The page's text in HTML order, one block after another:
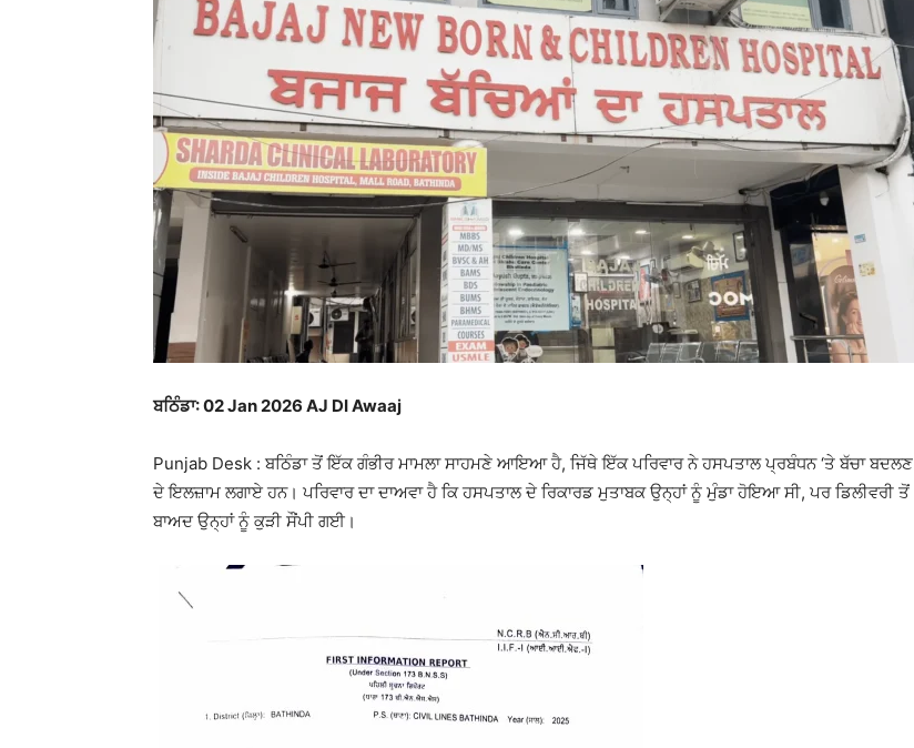
ਬਠਿੰਡਾ: 02 Jan 2026 AJ DI Awaaj
Punjab Desk : ਬਠਿੰਡਾ ਤੋਂ ਇੱਕ ਗੰਭੀਰ ਮਾਮਲਾ ਸਾਹਮਣੇ ਆਇਆ ਹੈ, ਜਿੱਥੇ ਇੱਕ ਪਰਿਵਾਰ ਨੇ ਹਸਪਤਾਲ ਪ੍ਰਬੰਧਨ ‘ਤੇ ਬੱਚਾ ਬਦਲਣ
ਦੇ ਇਲਜ਼ਾਮ ਲਗਾਏ ਹਨ। ਪਰਿਵਾਰ ਦਾ ਦਾਅਵਾ ਹੈ ਕਿ ਹਸਪਤਾਲ ਦੇ ਰਿਕਾਰਡ ਮੁਤਾਬਕ ਉਨ੍ਹਾਂ ਨੂੰ ਮੁੰਡਾ ਹੋਇਆ ਸੀ, ਪਰ ਡਿਲੀਵਰੀ ਤੋਂ
ਬਾਅਦ ਉਨ੍ਹਾਂ ਨੂੰ ਕੁੜੀ ਸੌਂਪੀ ਗਈ।